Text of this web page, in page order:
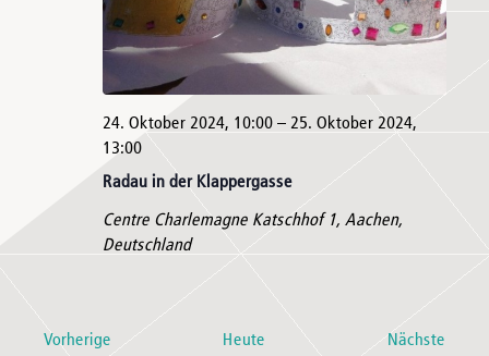
Radau in der Klappergasse
24. Oktober 2024, 10:00– 25. Oktober 2024,
13:00
Centre Charlemagne Katschhof 1, Aachen,
Deutschland
VorherigeVeranstaltungenHeute Nächste